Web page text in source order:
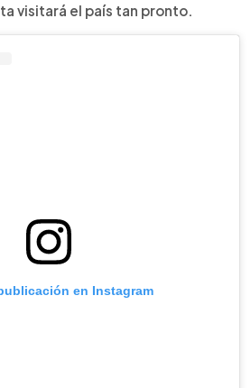
visitará el país tan pronto.
en Instagram